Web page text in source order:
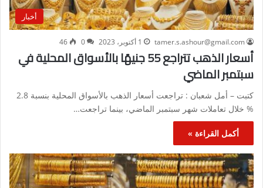
أخبار
tamer.s.ashour@gmail.com 1 أكتوبر، 2023 0
46
أسعار الذهب تتراجع 55 جنيهًا بالأسواق المحلية في
سبتمبر الماضي
كتبت – أمل شعبان : تراجعت أسعار الذهب بالأسواق المحلية بنسبة 2.8
% خلال تعاملات شهر سبتمبر الماضي، بينما تراجعت…
أكمل القراءة »